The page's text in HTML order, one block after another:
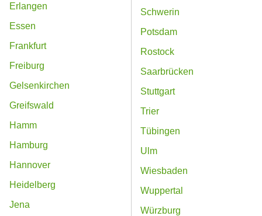
Erlangen
Essen
Frankfurt
Freiburg
Gelsenkirchen
Greifswald
Hamm
Hamburg
Hannover
Heidelberg
Jena
Schwerin
Potsdam
Rostock
Saarbrücken
Stuttgart
Trier
Tübingen
Ulm
Wiesbaden
Wuppertal
Würzburg